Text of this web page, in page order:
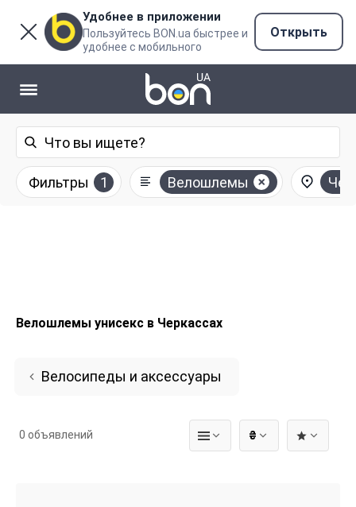
Удобнее в приложении
Пользуйтесь BON.ua быстрее и
удобнее с мобильного
Открыть
Фильтры 1 Велошлемы
Велошлемы унисекс в Черкассах
Велосипеды и аксессуары
₴
0 объявлений